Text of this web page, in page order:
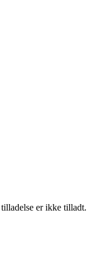
er ikke tilladt.